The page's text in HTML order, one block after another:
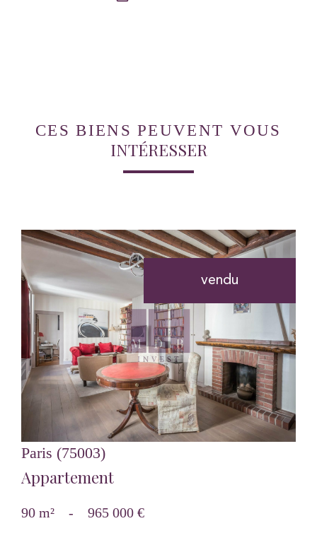
CES BIENS PEUVENT VOUS
INTÉRESSER
vendu
voir le bien
Paris (75003)
Appartement
90 m² - 965 000 €